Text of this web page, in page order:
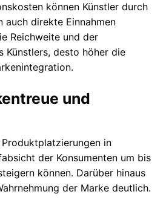
können Künstler durch
auch direkte Einnahmen
Reichweite und der
Künstlers, desto höher die
und
in
der Konsumenten um bis
können. Darüber hinaus
der Marke deutlich.